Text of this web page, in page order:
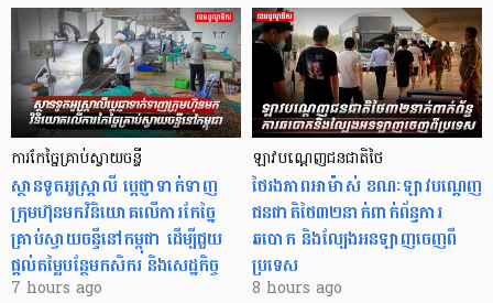
ការកែច្នៃគ្រាប់ស្វាយចន្ទី
ស្ថានទូតអូស្ត្រាលី ប្តេជ្ញាទាក់ទាញ
ក្រុមហ៊ុនមក​វិនិយោគលើការកែច្នៃ
គ្រាប់ស្វាយចន្ទីនៅកម្ពុជា ដើម្បីជួយ
ផ្តល់តម្លៃបន្ថែមកសិករ និងសេដ្ឋកិច្ច
7 hours ago
ឡាវបណ្តេញជនជាតិថៃ
ថៃរងភាពអាម៉ាស់ ខណៈឡាវបណ្តេញ
ជនជាតិថៃ៣២នាក់ពាក់ព័ន្ធការ
ឆបោក និងល្បែងអនឡាញចេញពី
ប្រទេស
8 hours ago